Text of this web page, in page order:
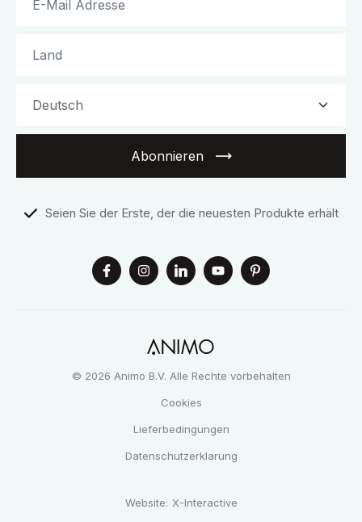
Abonnieren
Seien Sie der Erste, der die neuesten Produkte erhält
© 2026 Animo B.V. Alle Rechte vorbehalten
Cookies
Lieferbedingungen
Datenschutzerklarung
Website: X-Interactive